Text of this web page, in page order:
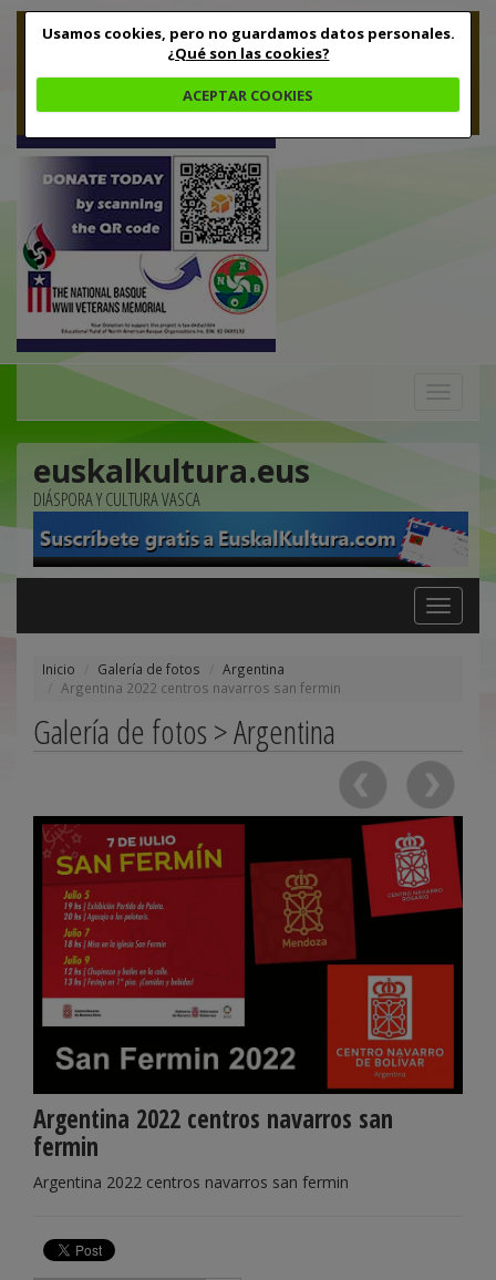
Usamos cookies, pero no guardamos datos personales.
¿Qué son las cookies?
ACEPTAR COOKIES
euskalkultura.eus
DIÁSPORA Y CULTURA VASCA
Toggle
navigation
Inicio Galería de fotos
Argentina
Argentina 2022 centros navarros san fermin
Galería de fotos > Argentina
Argentina 2022 centros navarros san
fermin
Argentina 2022 centros navarros san fermin